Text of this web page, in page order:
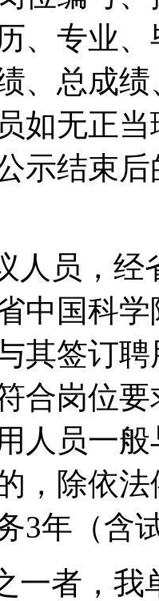
、专业
、总成
如无正
示结束
人员，
中国科
其签订
合岗位
人员一
，除依
3年（含
一者，